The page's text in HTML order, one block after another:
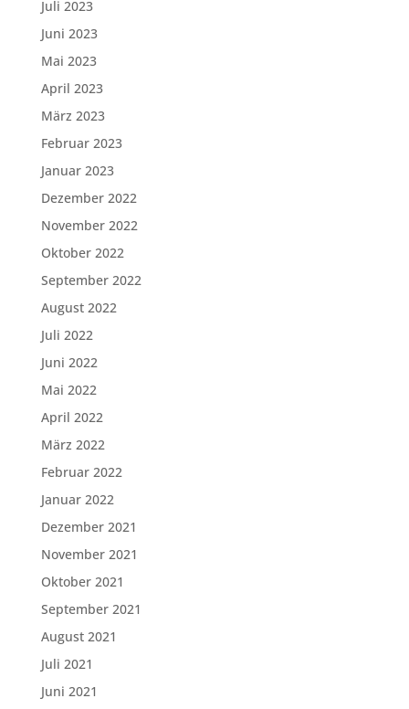
Juli 2023
Juni 2023
Mai 2023
April 2023
März 2023
Februar 2023
Januar 2023
Dezember 2022
November 2022
Oktober 2022
September 2022
August 2022
Juli 2022
Juni 2022
Mai 2022
April 2022
März 2022
Februar 2022
Januar 2022
Dezember 2021
November 2021
Oktober 2021
September 2021
August 2021
Juli 2021
Juni 2021